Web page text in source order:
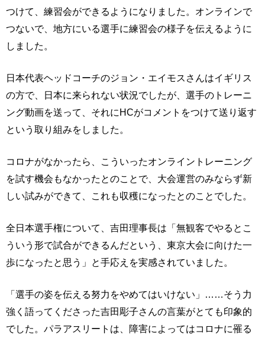
つけて、練習会ができるようになりました。オンラインで
つないで、地方にいる選手に練習会の様子を伝えるように
しました。
日本代表ヘッドコーチのジョン・エイモスさんはイギリス
の方で、日本に来られない状況でしたが、選手のトレーニ
ング動画を送って、それにHCがコメントをつけて送り返す
という取り組みをしました。
コロナがなかったら、こういったオンライントレーニング
を試す機会もなかったとのことで、大会運営のみならず新
しい試みができて、これも収穫になったとのことでした。
全日本選手権について、吉田理事長は「無観客でやるとこ
ういう形で試合ができるんだという、東京大会に向けた一
歩になったと思う」と手応えを実感されていました。
「選手の姿を伝える努力をやめてはいけない」……そう力
強く語ってくださった吉田彫子さんの言葉がとても印象的
でした。パラアスリートは、障害によってはコロナに罹る